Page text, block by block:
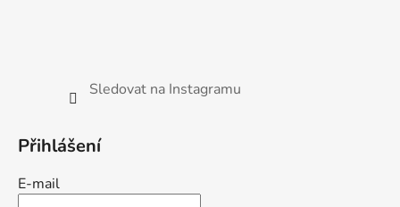
Sledovat na Instagramu
Přihlášení
E-mail